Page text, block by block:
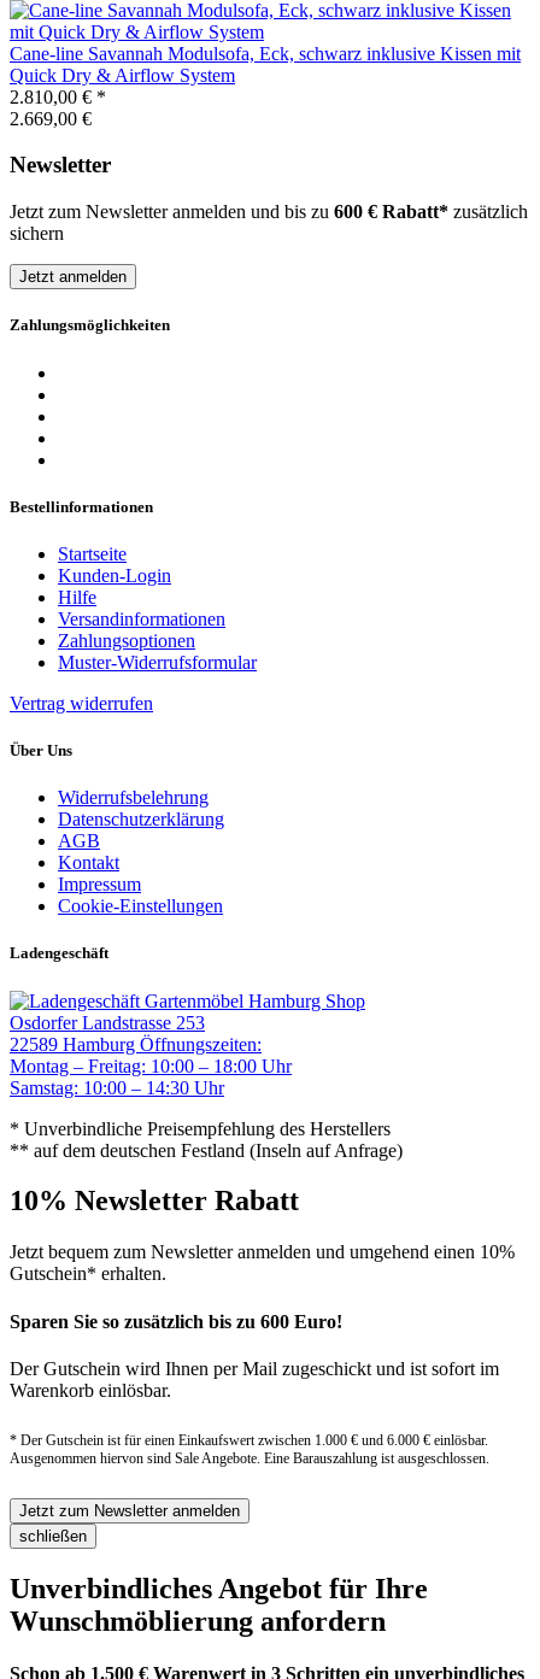
Cane-line Savannah Modulsofa, Eck, schwarz inklusive Kissen mit
Quick Dry & Airflow System
2.810,00 € *
2.669,00 €
Newsletter
Jetzt zum Newsletter anmelden und bis zu 600 € Rabatt* zusätzlich
sichern
Jetzt anmelden
Zahlungsmöglichkeiten
Bestellinformationen
Startseite
Kunden-Login
Hilfe
Versandinformationen
Zahlungsoptionen
Muster-Widerrufsformular
Vertrag widerrufen
Über Uns
Widerrufsbelehrung
Datenschutzerklärung
AGB
Kontakt
Impressum
Cookie-Einstellungen
Ladengeschäft
Gartenmöbel Hamburg Shop
Osdorfer Landstrasse 253
22589 Hamburg Öffnungszeiten:
Montag – Freitag: 10:00 – 18:00 Uhr
Samstag: 10:00 – 14:30 Uhr
* Unverbindliche Preisempfehlung des Herstellers
** auf dem deutschen Festland (Inseln auf Anfrage)
10% Newsletter Rabatt
Jetzt bequem zum Newsletter anmelden und umgehend einen 10%
Gutschein* erhalten.
Sparen Sie so zusätzlich bis zu 600 Euro!
Der Gutschein wird Ihnen per Mail zugeschickt und ist sofort im
Warenkorb einlösbar.
* Der Gutschein ist für einen Einkaufswert zwischen 1.000 € und 6.000 € einlösbar.
Ausgenommen hiervon sind Sale Angebote. Eine Barauszahlung ist ausgeschlossen.
Jetzt zum Newsletter anmelden
schließen
Unverbindliches Angebot für Ihre
Wunschmöblierung anfordern
Schon ab 1.500 € Warenwert in 3 Schritten ein unverbindliches